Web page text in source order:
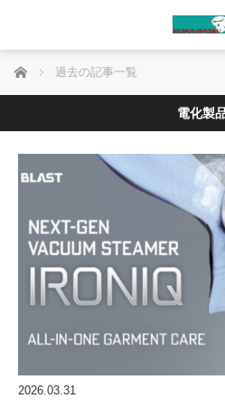
ホーム 過去の記事一覧
電化製
2026.03.31